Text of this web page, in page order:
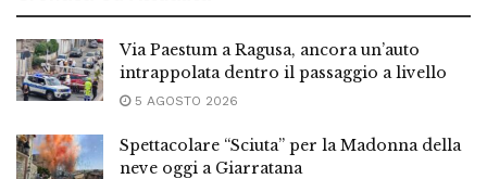
Via Paestum a Ragusa, ancora un’auto
intrappolata dentro il passaggio a livello
5 AGOSTO 2026
Spettacolare “Sciuta” per la Madonna della
neve oggi a Giarratana